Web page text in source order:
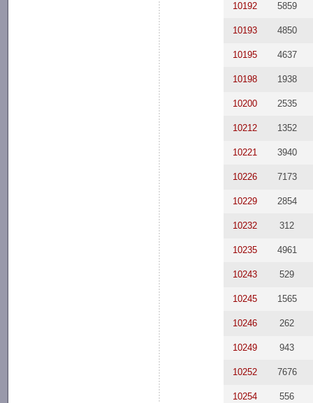
10192 5859
10193 4850
10195 4637
10198 1938
10200 2535
10212 1352
10221 3940
10226 7173
10229 2854
10232 312
10235 4961
10243 529
10245 1565
10246 262
10249 943
10252 7676
10254 556